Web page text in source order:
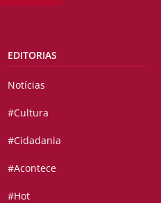
EDITORIAS
Notícias
#Cultura
#Cidadania
#Acontece
#Hot